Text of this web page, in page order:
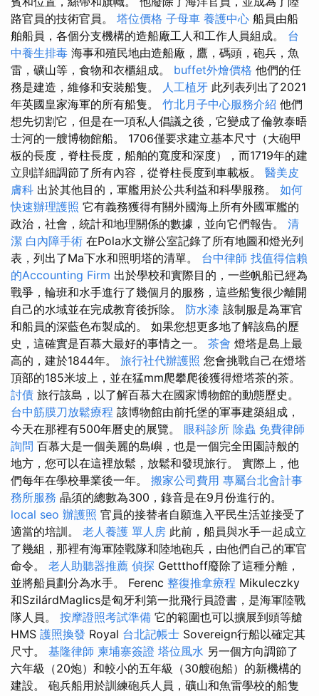
路官員的技術官員。 塔位價格 子母車 養護中心 船員由船
舶船員，各個分支機構的造船廠工人和工作人員組成。 台
中養生排毒 海事和殖民地由造船廠，鷹，碼頭，砲兵，魚
雷，礦山等，食物和衣櫃組成。 buffet外燴價格 他們的任
務是建造，維修和安裝船隻。 人工植牙 此列表列出了2021
年英國皇家海軍的所有船隻。 竹北月子中心服務介紹 他們
想先切割它，但是在一項私人倡議之後，它變成了倫敦泰晤
士河的一艘博物館船。 1706僅要求建立基本尺寸（大砲甲
板的長度，脊柱長度，船舶的寬度和深度），而1719年的建
立則詳細調節了所有內容，從脊柱長度到車載板。 醫美皮
膚科 出於其他目的，軍艦用於公共利益和科學服務。 如何
快速辦理護照 它有義務獲得有關外國海上所有外國軍艦的
政治，社會，統計和地理關係的數據，並向它們報告。 清
潔 白內障手術 在Pola水文辦公室記錄了所有地圖和燈光列
表，列出了Ma下水和照明塔的清單。 台中律師 找值得信賴
的Accounting Firm 出於學校和實際目的，一些帆船已經為
戰爭，輪班和水手進行了幾個月的服務，這些船隻很少離開
自己的水域並在完成教育後拆除。 防水漆 該制服是為軍官
和船員的深藍色布製成的。 如果您想更多地了解該島的歷
史，這確實是百慕大最好的事情之一。 茶會 燈塔是島上最
高的，建於1844年。 旅行社代辦護照 您會挑戰自己在燈塔
頂部的185米坡上，並在猛mm爬攀爬後獲得燈塔茶的茶。
討債 旅行該島，以了解百慕大在國家博物館的動態歷史。
台中筋膜刀放鬆療程 該博物館由前托堡的軍事建築組成，
今天在那裡有500年曆史的展覽。 眼科診所 除蟲 免費律師
詢問 百慕大是一個美麗的島嶼，也是一個完全田園詩般的
地方，您可以在這裡放鬆，放鬆和發現旅行。 實際上，他
們每年在學校畢業後一年。 搬家公司費用 專屬台北會計事
務所服務 晶須的總數為300，錄音是在9月份進行的。
local seo 辦護照 官員的接替者自願進入平民生活並接受了
適當的培訓。 老人養護 單人房 此前，船員與水手一起成立
了幾組，那裡有海軍陸戰隊和陸地砲兵，由他們自己的軍官
命令。 老人助聽器推薦 偵探 Gettthoff廢除了這種分離，
並將船員劃分為水手。 Ferenc 整復推拿療程 Mikuleczky
和SzilárdMaglics是匈牙利第一批飛行員證書，是海軍陸戰
隊人員。 按摩證照考試準備 它的範圍也可以擴展到頭等艙
HMS 護照換發 Royal 台北記帳士 Sovereign行船以確定其
尺寸。 基隆律師 柬埔寨簽證 塔位風水 另一個方向調節了
六年級（20炮）和較小的五年級（30艘砲船）的新機構的
建設。 砲兵船用於訓練砲兵人員，礦山和魚雷學校的船隻